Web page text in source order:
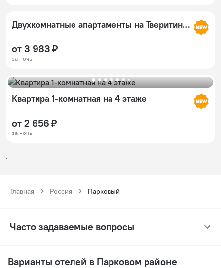
Двухкомнатные апартаменты на Тверитина 46
от 3 983 ₽
за ночь
Квартира 1-комнатная на 4 этаже
от 2 656 ₽
за ночь
1
Главная Россия Парковый
Часто задаваемые вопросы
Варианты отелей в Парковом районе